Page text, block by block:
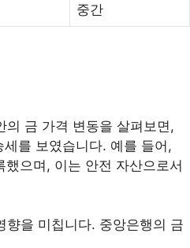
중간
의 금 가격 변동을 살펴보면,
를 보였습니다. 예를 들어,
으며, 이는 안전 자산으로서
을 미칩니다. 중앙은행의 금